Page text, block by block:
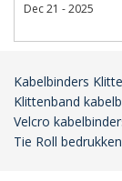
Dec 21 - 2025
Kabelbinders
Klittenband
Velcro
Tie Roll